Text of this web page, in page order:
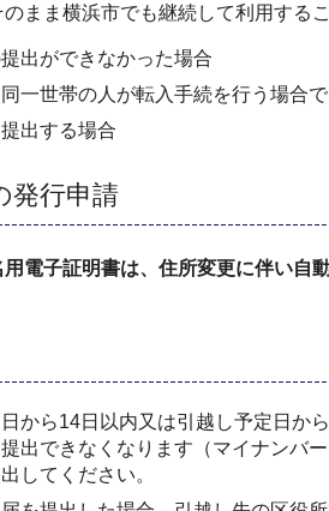
まま横浜市でも継続して利用す
出ができなかった場合
一世帯の人が転入手続を行う場合
出する場合
発行申請
用電子証明書は、住所変更に伴い自
から14日以内又は引越し予定日か
出できなくなります（マイナンバ
してください。